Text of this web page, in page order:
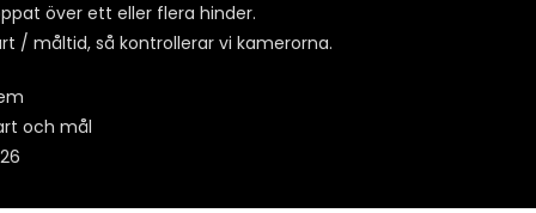
över ett eller flera hinder.
/ måltid, så kontrollerar vi kamerorna.
och mål